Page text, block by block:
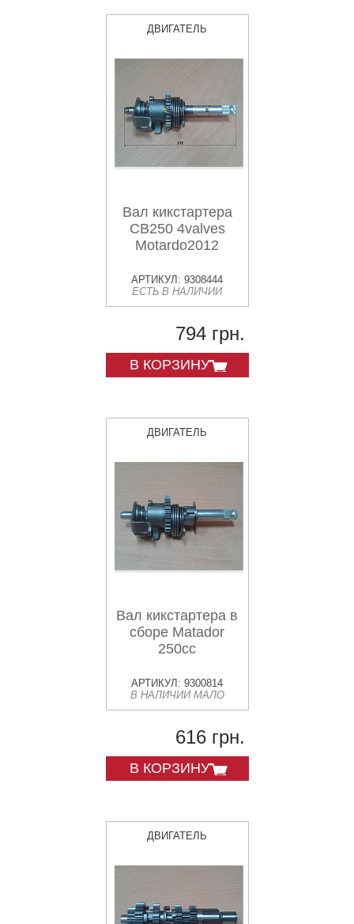
ДВИГАТЕЛЬ
Вал кикстартера
CB250 4valves
Motardo2012
АРТИКУЛ: 9308444
ЕСТЬ В НАЛИЧИИ
794 грн.
В КОРЗИНУ
ДВИГАТЕЛЬ
Вал кикстартера в
сборе Matador
250cc
АРТИКУЛ: 9300814
В НАЛИЧИИ МАЛО
616 грн.
В КОРЗИНУ
ДВИГАТЕЛЬ